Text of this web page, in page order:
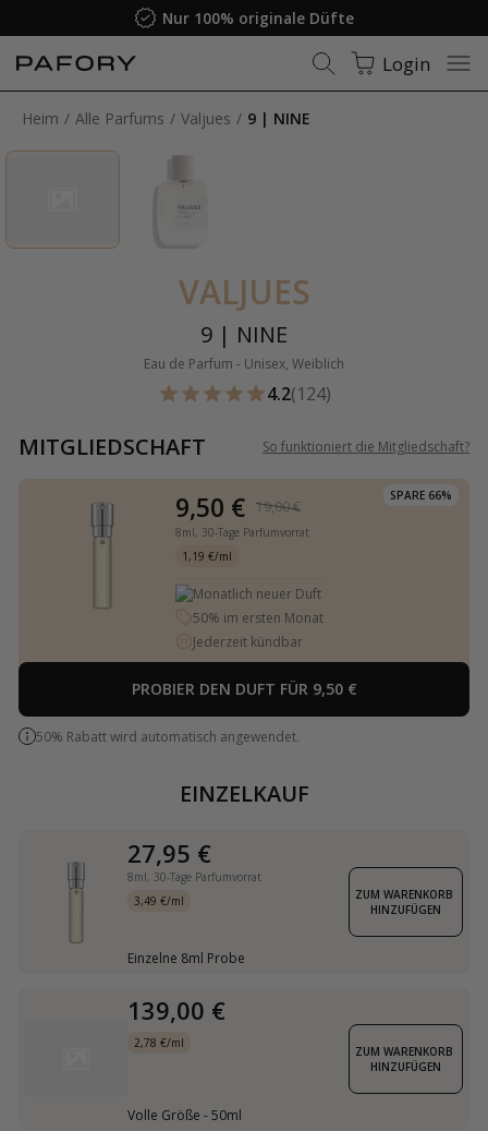
Nur 100% originale Düfte
Login
Heim Alle Parfums Valjues 9 | NINE
VALJUES
9 | NINE
Eau de Parfum - Unisex, Weiblich
4.2(124)
MITGLIEDSCHAFT So funktioniert die Mitgliedschaft?
SPARE 66%
9,50 € 19,00 €
8ml, 30-Tage Parfumvorrat
1,19 €/ml
Monatlich neuer Duft
50% im ersten Monat
Jederzeit kündbar
PROBIER DEN DUFT FÜR 9,50 €
50% Rabatt wird automatisch angewendet.
EINZELKAUF
27,95 €
8ml, 30-Tage Parfumvorrat
3,49 €/ml
Einzelne 8ml Probe
ZUM WARENKORB
HINZUFÜGEN
139,00 €
2,78 €/ml
Volle Größe - 50ml
ZUM WARENKORB
HINZUFÜGEN